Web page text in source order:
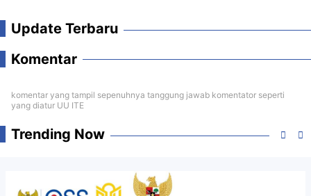
Update Terbaru
Komentar
komentar yang tampil sepenuhnya tanggung jawab komentator seperti
yang diatur UU ITE
Trending Now